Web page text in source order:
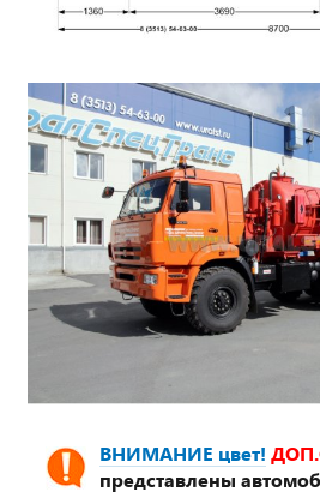
ВНИМАНИЕ цвет!
представлены